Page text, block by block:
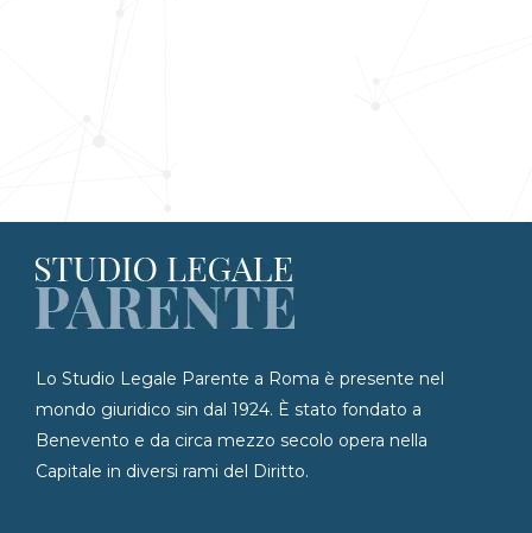
Lo Studio Legale Parente a Roma è presente nel
mondo giuridico sin dal 1924. È stato fondato a
Benevento e da circa mezzo secolo opera nella
Capitale in diversi rami del Diritto.